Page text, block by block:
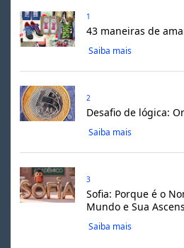
1
43 maneiras de
Saiba mais
2
Desafio de lógica:
Saiba mais
3
Sofia: Porque é o
Mundo e Sua
Saiba mais